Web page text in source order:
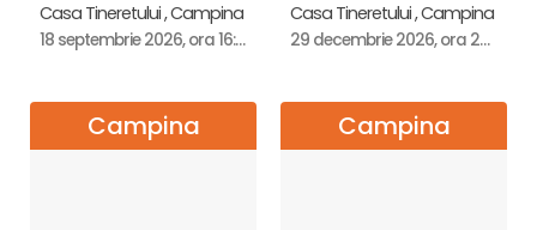
Casa Tineretului , Campina
18 septembrie 2026, ora 16:00
Casa Tineretului , Campina
29 decembrie 2026, ora 20:00
Campina Campina